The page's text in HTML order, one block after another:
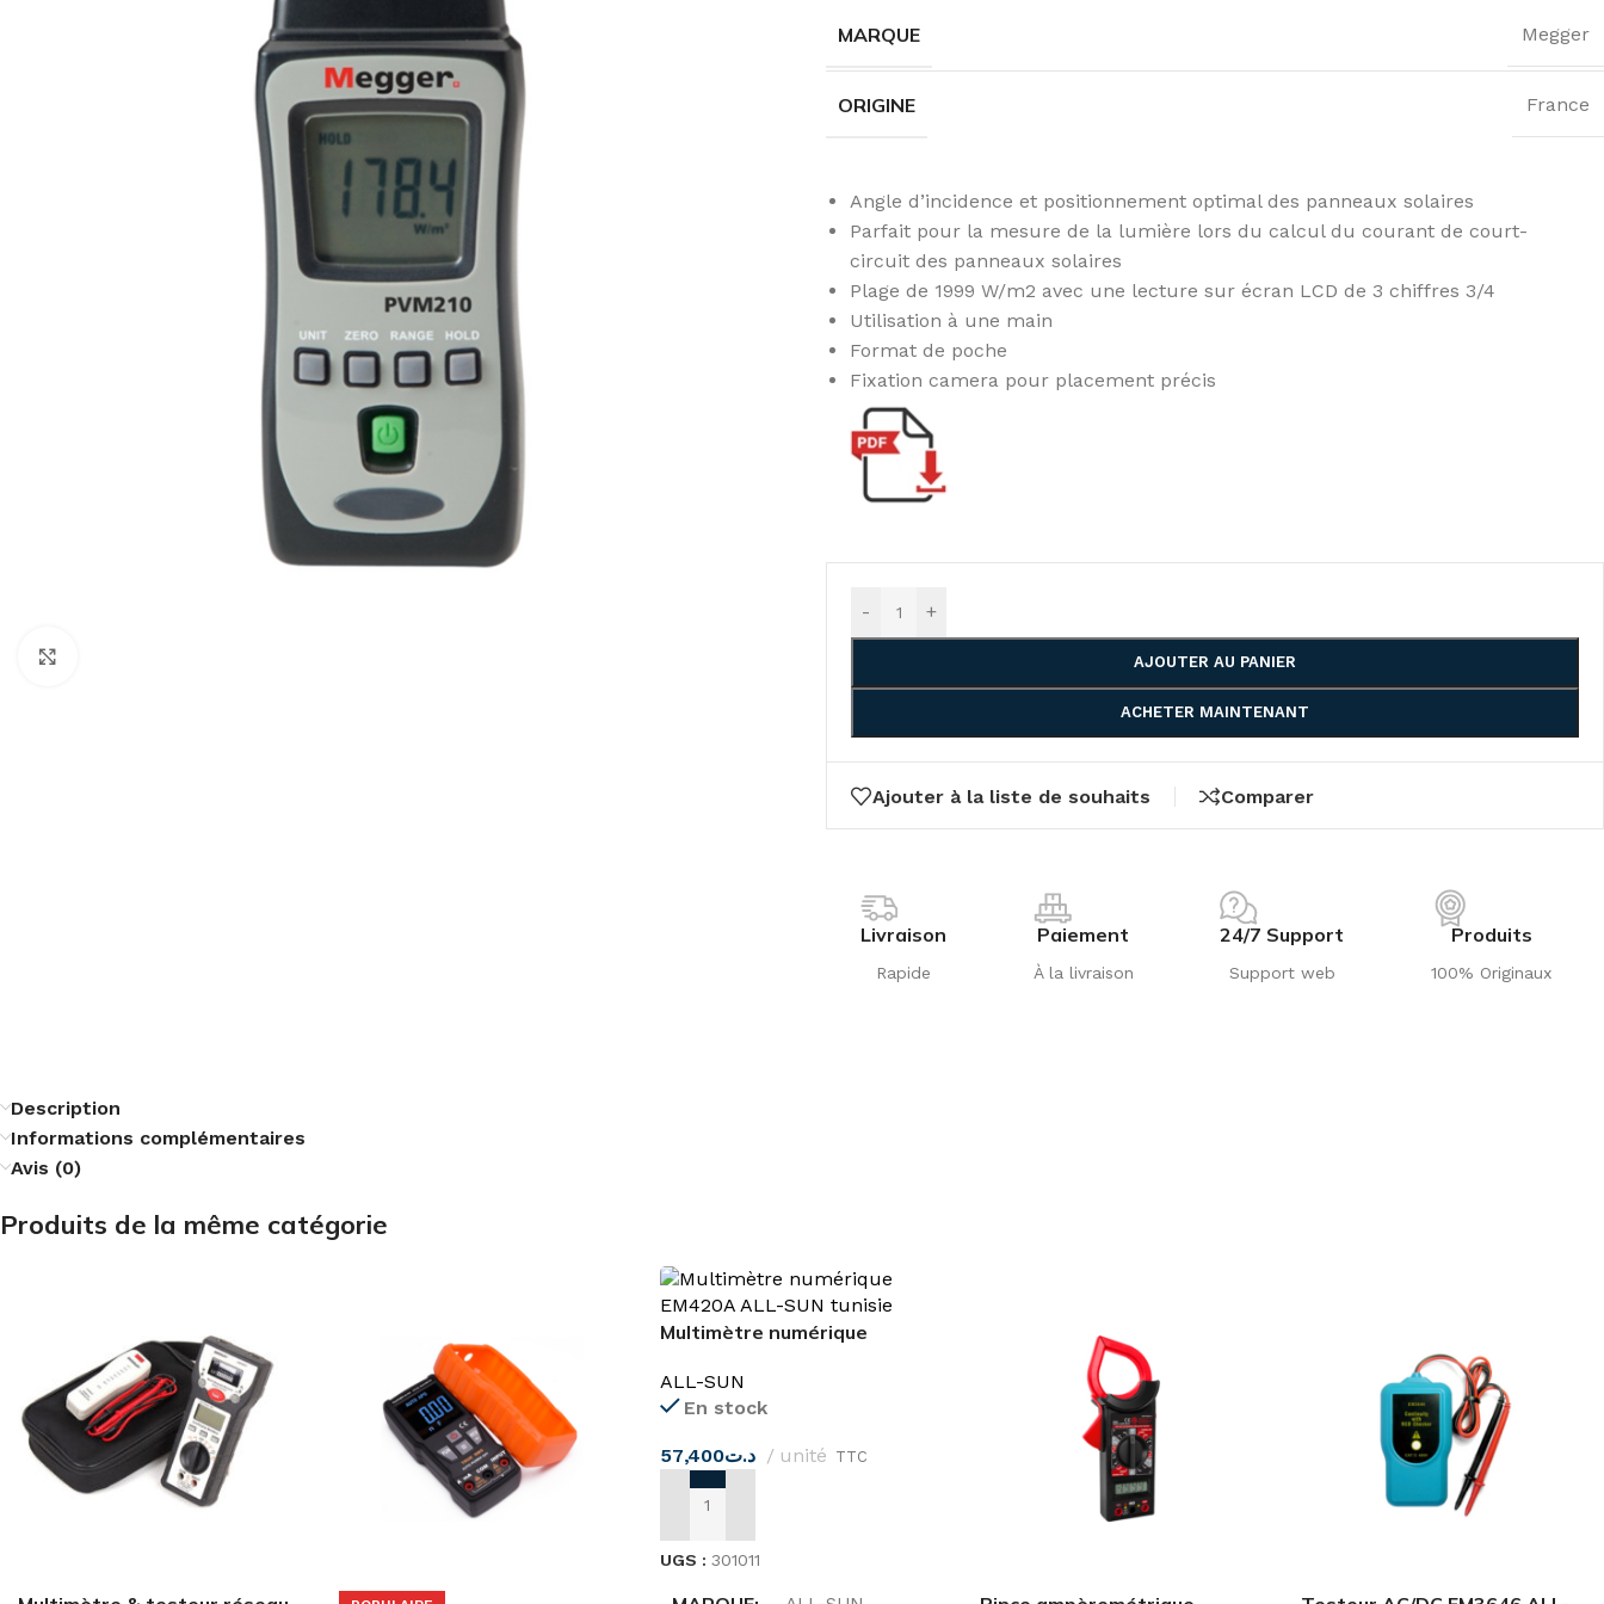
MARQUE Megger
ORIGINE France
Angle d’incidence et positionnement optimal des panneaux solaires
Parfait pour la mesure de la lumière lors du calcul du courant de court-
circuit des panneaux solaires
Plage de 1999 W/m2 avec une lecture sur écran LCD de 3 chiffres 3/4
Utilisation à une main
Format de poche
Fixation camera pour placement précis
- +
AJOUTER AU PANIER
ACHETER MAINTENANT
Ajouter à la liste de souhaits Comparer
Livraison
Rapide
Paiement
À la livraison
24/7 Support
Support web
Produits
100% Originaux
Description
Informations complémentaires
Avis (0)
Produits de la même catégorie
Multimètre numérique
ALL-SUN
En stock
د.ت57,400 unité TTC
AJOUTER AU PANIER
UGS : 301011